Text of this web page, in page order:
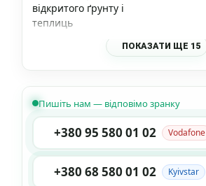
відкритого ґрунту і
теплиць
ПОКАЗАТИ ЩЕ 15
Пишіть нам — відповімо зранку
+380 95 580 01 02 Vodafone
+380 68 580 01 02 Kyivstar